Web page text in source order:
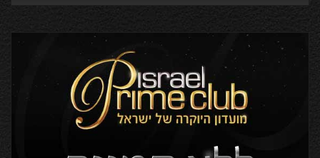
איטלקי